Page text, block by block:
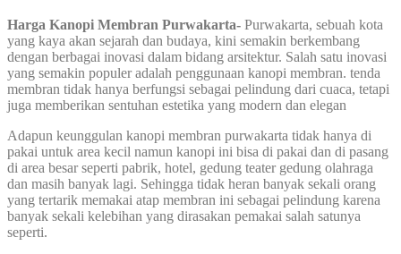
Harga Kanopi Membran Purwakarta- Purwakarta, sebuah kota
yang kaya akan sejarah dan budaya, kini semakin berkembang
dengan berbagai inovasi dalam bidang arsitektur. Salah satu inovasi
yang semakin populer adalah penggunaan kanopi membran. tenda
membran tidak hanya berfungsi sebagai pelindung dari cuaca, tetapi
juga memberikan sentuhan estetika yang modern dan elegan
Adapun keunggulan kanopi membran purwakarta tidak hanya di
pakai untuk area kecil namun kanopi ini bisa di pakai dan di pasang
di area besar seperti pabrik, hotel, gedung teater gedung olahraga
dan masih banyak lagi. Sehingga tidak heran banyak sekali orang
yang tertarik memakai atap membran ini sebagai pelindung karena
banyak sekali kelebihan yang dirasakan pemakai salah satunya
seperti.